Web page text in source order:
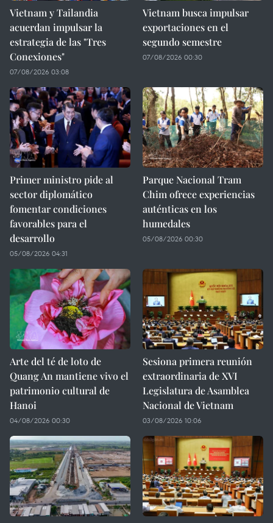
Vietnam y Tailandia
acuerdan impulsar la
estrategia de las "Tres
Conexiones"
07/08/2026 03:08
Vietnam busca impulsar
exportaciones en el
segundo semestre
07/08/2026 00:30
Primer ministro pide al
sector diplomático
fomentar condiciones
favorables para el
desarrollo
05/08/2026 04:31
Parque Nacional Tram
Chim ofrece experiencias
auténticas en los
humedales
05/08/2026 00:30
Arte del té de loto de
Quang An mantiene vivo el
patrimonio cultural de
Hanoi
04/08/2026 00:30
Sesiona primera reunión
extraordinaria de XVI
Legislatura de Asamblea
Nacional de Vietnam
03/08/2026 10:06